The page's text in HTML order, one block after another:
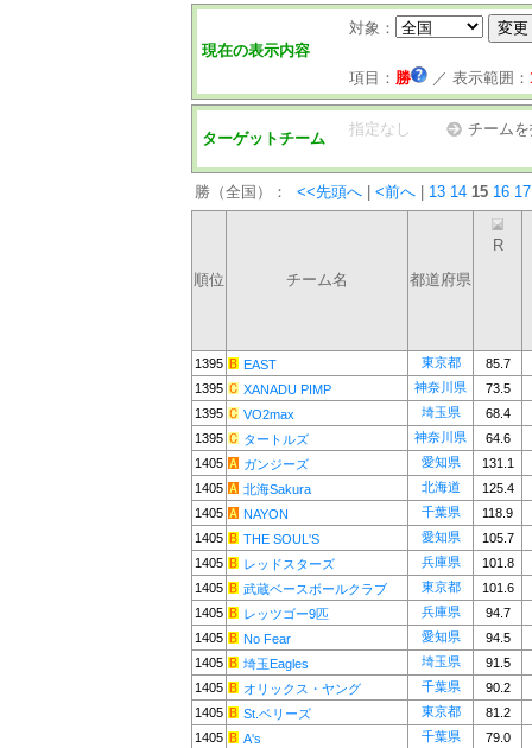
現在の表示内容
対象：
項目： 勝 ／ 表示範囲：
ターゲットチーム
指定なし チーム
勝（全国）： <<先頭へ <前へ 13 14 15 16 17
順位 チーム名 都道府県
R
1395 EAST 東京都
85.7
1395
XANADU PIMP 神奈川県
73.5
1395
VO2max 埼玉県
68.4
1395
タートルズ 神奈川県
64.6
1405
ガンジーズ 愛知県
131.1
1405
北海Sakura 北海道
125.4
1405
NAYON 千葉県
118.9
1405
THE SOUL'S 愛知県
105.7
1405
レッドスターズ 兵庫県
101.8
1405
武蔵ベースボールクラブ 東京都
101.6
1405
レッツゴー9匹 兵庫県
94.7
1405
No Fear 愛知県
94.5
1405
埼玉Eagles 埼玉県
91.5
1405
オリックス・ヤング 千葉県
90.2
1405
St.ベリーズ 東京都
81.2
1405
A's 千葉県
79.0